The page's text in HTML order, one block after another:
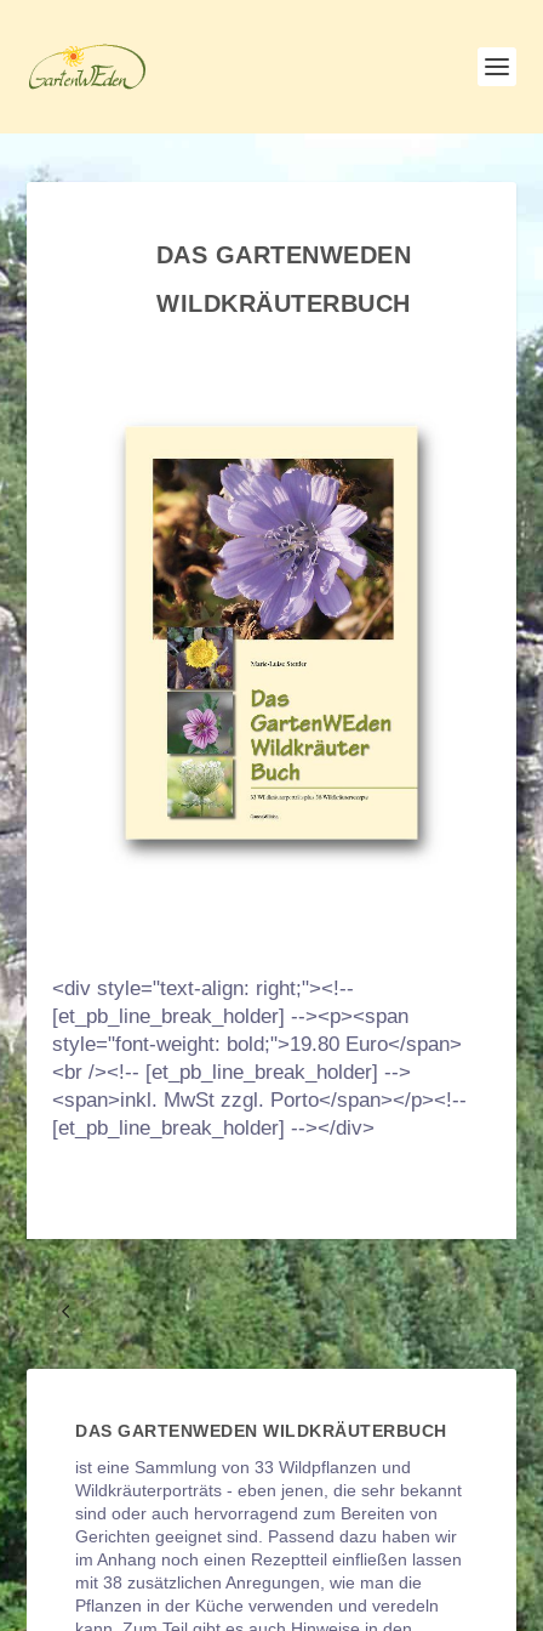
DAS GARTENWEDEN
WILDKRÄUTERBUCH
<div style="text-align: right;"><!--
[et_pb_line_break_holder] --><p><span
style="font-weight: bold;">19.80 Euro</span>
<br /><!-- [et_pb_line_break_holder] -->
<span>inkl. MwSt zzgl. Porto</span></p><!--
[et_pb_line_break_holder] --></div>
DAS GARTENWEDEN WILDKRÄUTERBUCH
ist eine Sammlung von 33 Wildpflanzen und
Wildkräuterporträts ‐ eben jenen, die sehr bekannt
sind oder auch hervorragend zum Bereiten von
Gerichten geeignet sind. Passend dazu haben wir
im Anhang noch einen Rezeptteil einfließen lassen
mit 38 zusätzlichen Anregungen, wie man die
Pflanzen in der Küche verwenden und veredeln